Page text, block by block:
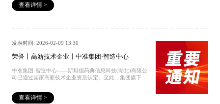
往期回顾 国家认证丨STD成为行业第一和领域唯一丨
CNAS17034与17025双认证 权威发布丨《中国药典》
准样品技术委员会秘书长徐大军一行应邀调研中国标准药
物·华中研发中心
查看详情 >
发表时间: 2026-02-09 13:30
荣誉丨高新技术企业丨中准集团·智造中心
中准集团·智造中心——斯坦德药典信息科技(湖北)有限公
司已通过国家高新技术企业资质认定。至此，集团旗下已
行业第一和领域唯一丨CNAS17034与17025双认证 权威发
布丨《中国药典》2025年版征订中 捐赠｜中国标准药物集
查看详情 >